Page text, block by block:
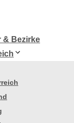
& Bezirke